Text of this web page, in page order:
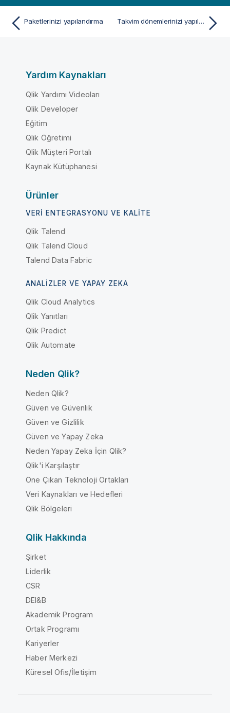
Paketlerinizi yapılandırma Takvim dönemlerinizi yapılandırma
Yardım Kaynakları
Qlik Yardımı Videoları
Qlik Developer
Eğitim
Qlik Öğretimi
Qlik Müşteri Portalı
Kaynak Kütüphanesi
Ürünler
VERI ENTEGRASYONU VE KALITE
Qlik Talend
Qlik Talend Cloud
Talend Data Fabric
ANALIZLER VE YAPAY ZEKA
Qlik Cloud Analytics
Qlik Yanıtları
Qlik Predict
Qlik Automate
Neden Qlik?
Neden Qlik?
Güven ve Güvenlik
Güven ve Gizlilik
Güven ve Yapay Zeka
Neden Yapay Zeka İçin Qlik?
Qlik'i Karşılaştır
Öne Çıkan Teknoloji Ortakları
Veri Kaynakları ve Hedefleri
Qlik Bölgeleri
Qlik Hakkında
Şirket
Liderlik
CSR
DEI&B
Akademik Program
Ortak Programı
Kariyerler
Haber Merkezi
Küresel Ofis/İletişim